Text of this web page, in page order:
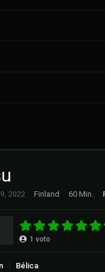
2022 Finland 60 Min.
1 voto
Bélica